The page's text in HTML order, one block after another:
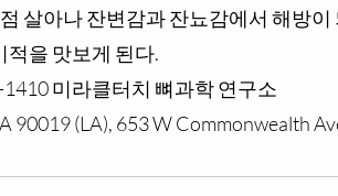
살아나 잔변감과 잔뇨감에서 해방
적을 맛보게 된다.
미라클터치 뼈과학 연구소
90019 (LA), 653 W Commonwealth